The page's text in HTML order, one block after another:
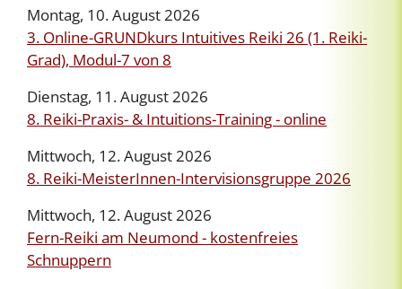
Montag, 10. August 2026
3. Online-GRUNDkurs Intuitives Reiki 26 (1. Reiki-
Grad), Modul-7 von 8
Dienstag, 11. August 2026
8. Reiki-Praxis- & Intuitions-Training - online
Mittwoch, 12. August 2026
8. Reiki-MeisterInnen-Intervisionsgruppe 2026
Mittwoch, 12. August 2026
Fern-Reiki am Neumond - kostenfreies
Schnuppern